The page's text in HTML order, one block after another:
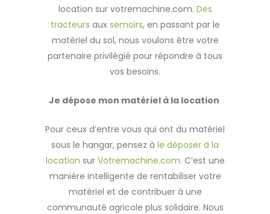
location sur votremachine.com. Des
tracteurs auxsemoirs, en passant par le
matériel du sol, nous voulons être votre
partenaire privilégié pour répondre à tous
vos besoins.
Je dépose mon matériel à la location
Pour ceux d’entre vous qui ont du matériel
sous le hangar, pensez à le déposer à la
location sur Votremachine.com. C’est une
manière intelligente de rentabiliser votre
matériel et de contribuer à une
communauté agricole plus solidaire. Nous